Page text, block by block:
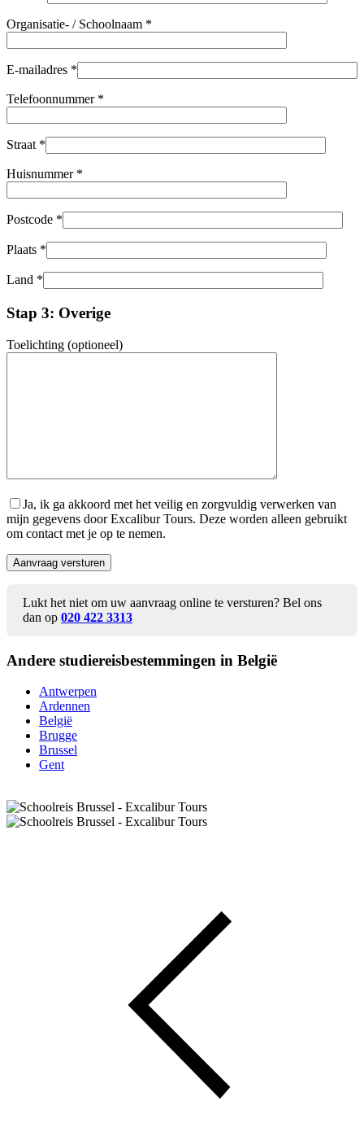
Organisatie- / Schoolnaam *
E-mailadres *
Telefoonnummer *
Straat *
Huisnummer *
Postcode *
Plaats *
Land *
Stap 3: Overige
Toelichting (optioneel)
Ja, ik ga akkoord met het veilig en zorgvuldig verwerken van
mijn gegevens door Excalibur Tours. Deze worden alleen gebruikt
om contact met je op te nemen.
Lukt het niet om uw aanvraag online te versturen? Bel ons
dan op 020 422 3313
Andere studiereisbestemmingen in België
Antwerpen
Ardennen
België
Brugge
Brussel
Gent